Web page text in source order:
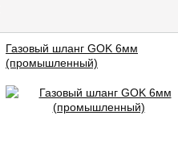
Газовый шланг GOK 6мм
(промышленный)